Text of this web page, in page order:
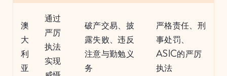
澳
大
利
亚
通过
严厉
执法
实现
破产交易、披
露失败、违反
注意与勤勉义
务
严格责任、刑
事处罚、
ASIC的严厉
执法